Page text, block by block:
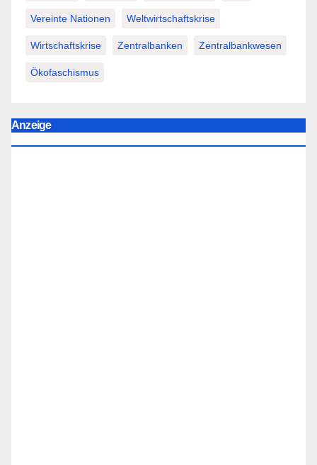
Vereinte Nationen Weltwirtschaftskrise
Wirtschaftskrise Zentralbanken Zentralbankwesen
Ökofaschismus
Anzeige